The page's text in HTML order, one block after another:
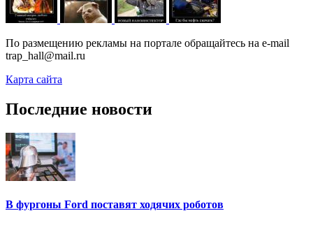
По размещению рекламы на портале обращайтесь на e-mail
trap_hall@mail.ru
Карта сайта
Последние новости
В фургоны Ford поставят ходячих роботов